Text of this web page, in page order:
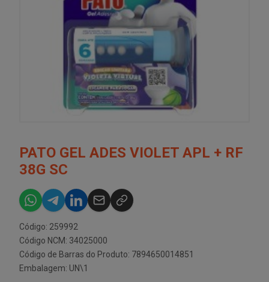
PATO GEL ADES VIOLET APL + RF
38G SC
Código: 259992
Código NCM: 34025000
Código de Barras do Produto: 7894650014851
Embalagem: UN\1